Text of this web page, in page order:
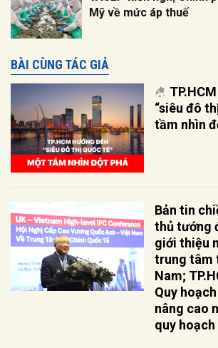
Mỹ về mức áp thuế
BÀI CÙNG TÁC GIẢ
“siêu đô
tầm nhìn
Bản tin
thủ tướng
giới thiệu
trung tâm
Nam;
Quy
nâng cao
quy hoạch